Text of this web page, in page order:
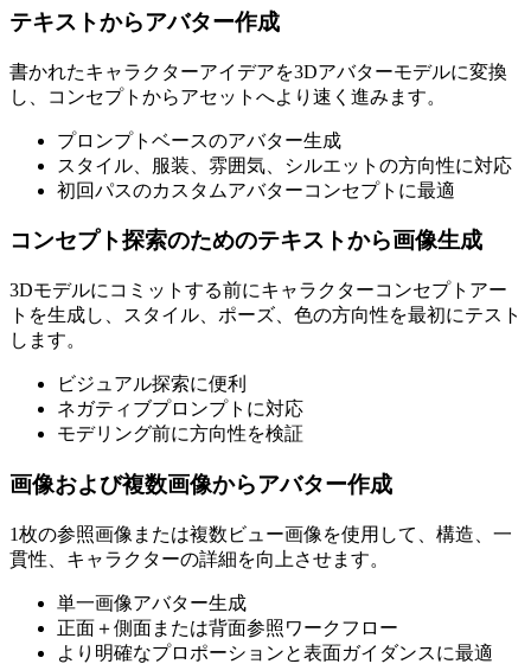
テキストからアバター作成
書かれたキャラクターアイデアを3Dアバターモデルに変換
し、コンセプトからアセットへより速く進みます。
プロンプトベースのアバター生成
スタイル、服装、雰囲気、シルエットの方向性に対応
初回パスのカスタムアバターコンセプトに最適
コンセプト探索のためのテキストから画像生成
3Dモデルにコミットする前にキャラクターコンセプトアー
トを生成し、スタイル、ポーズ、色の方向性を最初にテスト
します。
ビジュアル探索に便利
ネガティブプロンプトに対応
モデリング前に方向性を検証
画像および複数画像からアバター作成
1枚の参照画像または複数ビュー画像を使用して、構造、一
貫性、キャラクターの詳細を向上させます。
単一画像アバター生成
正面＋側面または背面参照ワークフロー
より明確なプロポーションと表面ガイダンスに最適